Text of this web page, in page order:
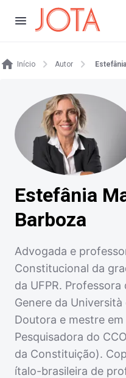
Início Autor
Estefânia
Barboza
Advogada e
Constitucional da
da UFPR.
Genere da
Doutora e mestre
Pesquisadora do
da Constituição).
ítalo-brasileira de